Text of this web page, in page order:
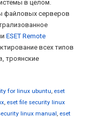
в целом.
файловых серверов
ESET Remote
всех типов
троянские
for linux ubuntu eset
eset file security linux
linux manual eset